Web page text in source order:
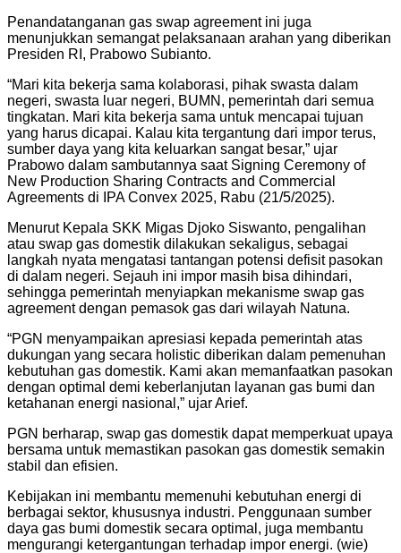
Penandatanganan gas swap agreement ini juga
menunjukkan semangat pelaksanaan arahan yang diberikan
Presiden RI, Prabowo Subianto.
“Mari kita bekerja sama kolaborasi, pihak swasta dalam
negeri, swasta luar negeri, BUMN, pemerintah dari semua
tingkatan. Mari kita bekerja sama untuk mencapai tujuan
yang harus dicapai. Kalau kita tergantung dari impor terus,
sumber daya yang kita keluarkan sangat besar,” ujar
Prabowo dalam sambutannya saat Signing Ceremony of
New Production Sharing Contracts and Commercial
Agreements di IPA Convex 2025, Rabu (21/5/2025).
Menurut Kepala SKK Migas Djoko Siswanto, pengalihan
atau swap gas domestik dilakukan sekaligus, sebagai
langkah nyata mengatasi tantangan potensi defisit pasokan
di dalam negeri. Sejauh ini impor masih bisa dihindari,
sehingga pemerintah menyiapkan mekanisme swap gas
agreement dengan pemasok gas dari wilayah Natuna.
“PGN menyampaikan apresiasi kepada pemerintah atas
dukungan yang secara holistic diberikan dalam pemenuhan
kebutuhan gas domestik. Kami akan memanfaatkan pasokan
dengan optimal demi keberlanjutan layanan gas bumi dan
ketahanan energi nasional,” ujar Arief.
PGN berharap, swap gas domestik dapat memperkuat upaya
bersama untuk memastikan pasokan gas domestik semakin
stabil dan efisien.
Kebijakan ini membantu memenuhi kebutuhan energi di
berbagai sektor, khususnya industri. Penggunaan sumber
daya gas bumi domestik secara optimal, juga membantu
mengurangi ketergantungan terhadap impor energi. (wie)